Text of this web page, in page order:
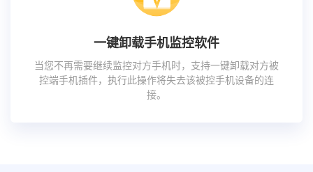
一键卸载手机监控软件
当您不再需要继续监控对方手机时，支持一键卸载对方被
控端手机插件，执行此操作将失去该被控手机设备的连
接。